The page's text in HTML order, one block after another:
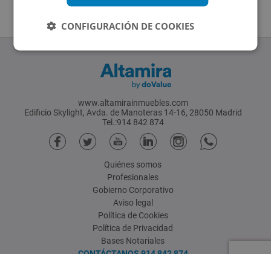
www.altamirainmuebles.com
Edificio Skylight, Avda. de Manoteras 14-16, 28050 Madrid
Tel.:914 842 874
Quiénes somos
Profesionales
Gobierno Corporativo
Aviso legal
Política de Cookies
Política de Privacidad
Bases Notariales
CONFIGURACIÓN DE COOKIES